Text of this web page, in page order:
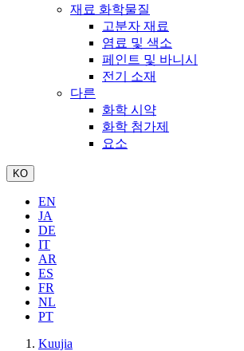
재료 화학물질
고분자 재료
염료 및 색소
페인트 및 바니시
전기 소재
다른
화학 시약
화학 첨가제
요소
KO
EN
JA
DE
IT
AR
ES
FR
NL
PT
Kuujia